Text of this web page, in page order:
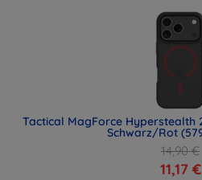
Tactical MagForce Hyperstealth
Schwarz/Rot
14,90 €
11,17 €